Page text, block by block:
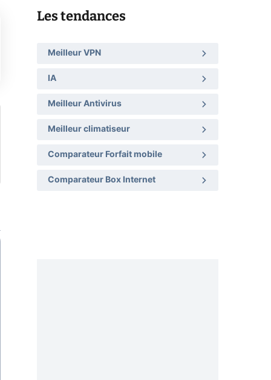
Les tendances
Meilleur VPN
IA
Meilleur Antivirus
Meilleur climatiseur
Comparateur Forfait mobile
Comparateur Box Internet